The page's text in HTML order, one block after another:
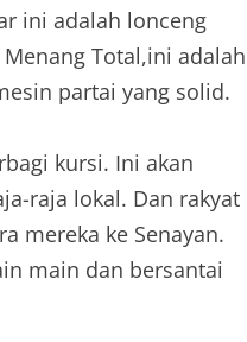
ini adalah lonceng
Total,ini adalah
partai yang solid.
kursi. Ini akan
raja lokal. Dan rakyat
mereka ke Senayan.
main dan bersantai